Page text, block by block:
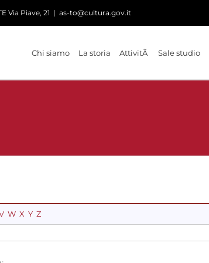
Via Piave, 21 | as-to@cultura.gov.it
Chi siamo La storia AttivitÃ Sale studio
W X Y Z